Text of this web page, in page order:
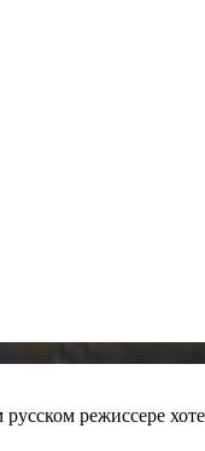
режиссере